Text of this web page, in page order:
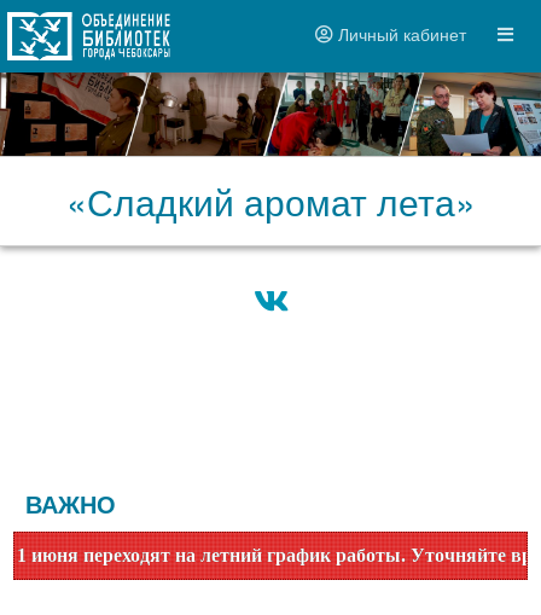
Личный кабинет
«Сладкий аромат лета»
ВАЖНО
переходят на летний график работы. Уточняйте время